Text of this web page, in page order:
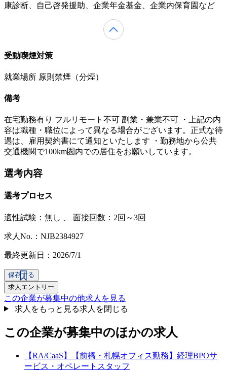
康診断、自己啓発援助、企業年金基金、企業内保育園など
受動喫煙対策
就業場所 原則禁煙（分煙）
備考
在宅勤務有り フルリモート不可 副業・兼業不可 ・上記の内
容は職種・職位によって異なる場合がございます。正式な待
遇は、雇用契約書にて通知といたします ・勤務地から公共
交通機関で100km圏内での居住をお願いしています。
選考内容
選考プロセス
適性試験： 無し 面接回数：2回～3回
求人No.：NJB2384927
最終更新日：2026/7/1
保存する
求人エントリー
この企業が募集中の他求人を見る
求人をもっと見る求人を閉じる
この企業が募集中のほかの求人
【RA/CaaS】【前橋・札幌オフィス勤務】経理BPOサ
ービス・オペレートスタッフ